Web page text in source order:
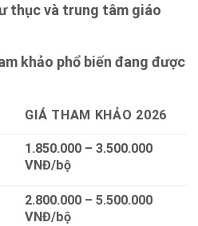
thục và trung tâm giáo
khảo phổ biến đang được
GIÁ THAM KHẢO 2026
1.850.000 – 3.500.000
VNĐ/bộ
2.800.000 – 5.500.000
VNĐ/bộ